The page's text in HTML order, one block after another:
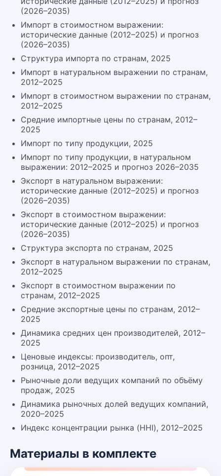
(2026–2035)
Импорт в стоимостном выражении:
исторические данные (2012–2025) и прогноз
(2026–2035)
Структура импорта по странам, 2025
Импорт в натуральном выражении по странам,
2012–2025
Импорт в стоимостном выражении по странам,
2012–2025
Средние импортные цены по странам, 2012–
2025
Импорт по типу продукции, 2025
Импорт по типу продукции, в натуральном
выражении: 2012–2025 и прогноз 2026–2035
Экспорт в натуральном выражении:
исторические данные (2012–2025) и прогноз
(2026–2035)
Экспорт в стоимостном выражении:
исторические данные (2012–2025) и прогноз
(2026–2035)
Структура экспорта по странам, 2025
Экспорт в натуральном выражении по странам,
2012–2025
Экспорт в стоимостном выражении по
странам, 2012–2025
Средние экспортные цены по странам, 2012–
2025
Динамика средних цен производителей, 2012–
2025
Ценовые индексы: производитель, опт,
розница, 2012–2025
Рыночные доли ведущих компаний по объёму
продаж, 2025
Динамика рыночных долей ведущих компаний,
2020–2025
Индекс концентрации рынка (HHI), 2012–2025
Материалы в комплекте